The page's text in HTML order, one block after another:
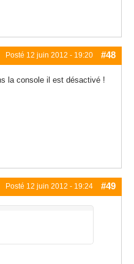
Posté 12 juin 2012 - 19:20 #48
la console il est désactivé !
Posté 12 juin 2012 - 19:24 #49